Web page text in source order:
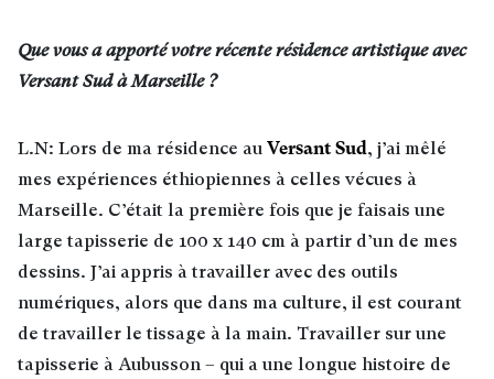
Que vous a apporté votre récente résidence artistique avec
Versant Sud à Marseille ?
L.N: Lors de ma résidence au Versant Sud, j’ai mêlé
mes expériences éthiopiennes à celles vécues à
Marseille. C’était la première fois que je faisais une
large tapisserie de 100 x 140 cm à partir d’un de mes
dessins. J’ai appris à travailler avec des outils
numériques, alors que dans ma culture, il est courant
de travailler le tissage à la main. Travailler sur une
tapisserie à Aubusson – qui a une longue histoire de